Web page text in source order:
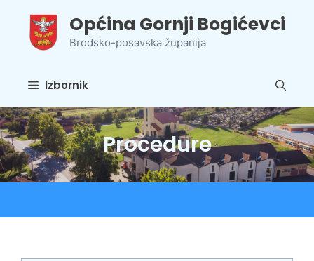
sadržaj
Općina Gornji Bogićevci
Brodsko-posavska županija
Izbornik
Procedure